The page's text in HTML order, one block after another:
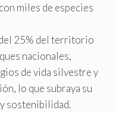
miles de especies
25% del territorio
nacionales,
de vida silvestre y
lo que subraya su
sostenibilidad.